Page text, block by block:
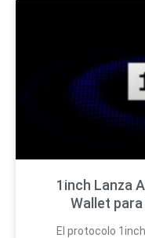
1inch Lanza
Wallet
El protocolo